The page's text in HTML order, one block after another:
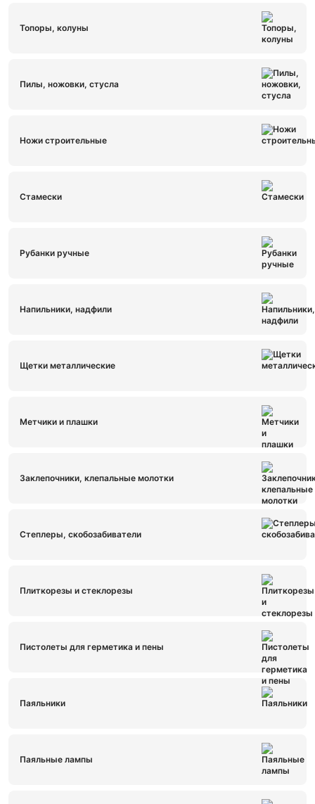
Топоры, колуны
Пилы, ножовки, стусла
Ножи строительные
Стамески
Рубанки ручные
Напильники, надфили
Щетки металлические
Метчики и плашки
Заклепочники, клепальные молотки
Степлеры, скобозабиватели
Плиткорезы и стеклорезы
Пистолеты для герметика и пены
Паяльники
Паяльные лампы